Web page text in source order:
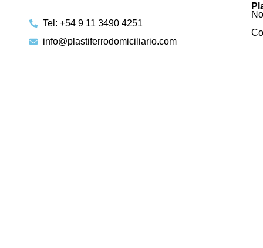
Tel: +54 9 11 3490 4251
info@plastiferrodomiciliario.com